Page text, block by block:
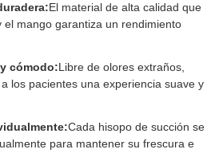
El material de alta calidad que
el mango garantiza un rendimiento
cómodo:Libre de olores extraños,
los pacientes una experiencia suave y
Cada hisopo de succión se
para mantener su frescura e